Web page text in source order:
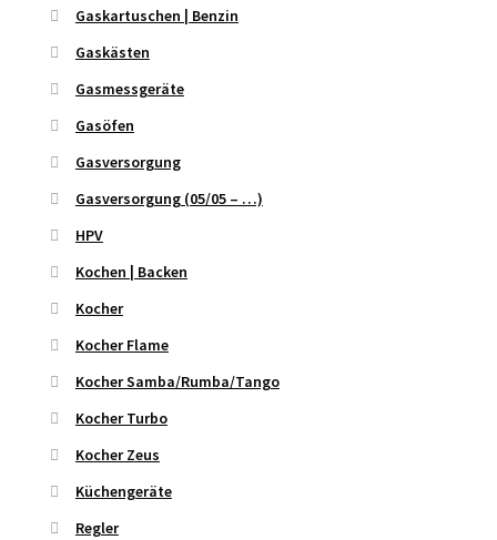
Gaskartuschen | Benzin
Gaskästen
Gasmessgeräte
Gasöfen
Gasversorgung
Gasversorgung (05/05 – …)
HPV
Kochen | Backen
Kocher
Kocher Flame
Kocher Samba/Rumba/Tango
Kocher Turbo
Kocher Zeus
Küchengeräte
Regler